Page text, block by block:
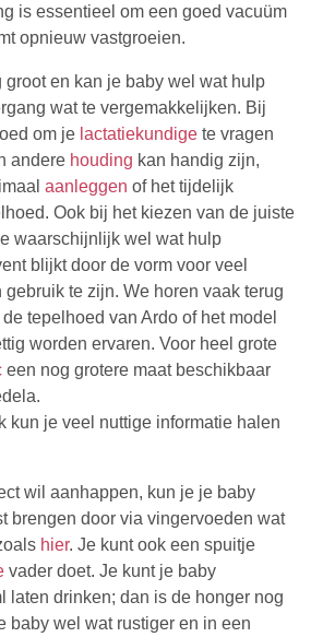
is essentieel om een goed vacuüm
opnieuw vastgroeien.
groot en kan je baby wel wat hulp
wat te vergemakkelijken. Bij
om je lactatiekundige te vragen
andere houding kan handig zijn,
aanleggen of het tijdelijk
Ook bij het kiezen van de juiste
waarschijnlijk wel wat hulp
blijkt door de vorm voor veel
te zijn. We horen vaak terug
tepelhoed van Ardo of het model
worden ervaren. Voor heel grote
een nog grotere maat beschikbaar
kun je veel nuttige informatie halen
wil aanhappen, kun je je baby
brengen door via vingervoeden wat
hier. Je kunt ook een spuitje
vader doet. Je kunt je baby
laten drinken; dan is de honger nog
baby wel wat rustiger en in een